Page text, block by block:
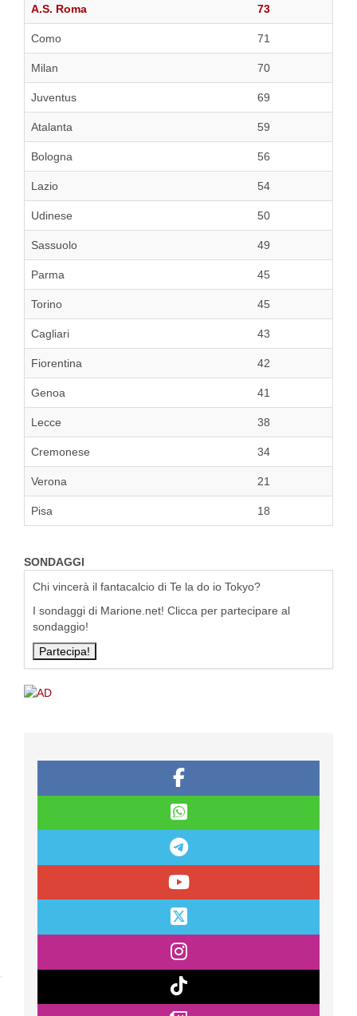
A.S. Roma 73
Como 71
Milan 70
Juventus 69
Atalanta 59
Bologna 56
Lazio 54
Udinese 50
Sassuolo 49
Parma 45
Torino 45
Cagliari 43
Fiorentina 42
Genoa 41
Lecce 38
Cremonese 34
Verona 21
Pisa 18
SONDAGGI
Chi vincerà il fantacalcio di Te la do io Tokyo?
I sondaggi di Marione.net! Clicca per partecipare al
sondaggio!